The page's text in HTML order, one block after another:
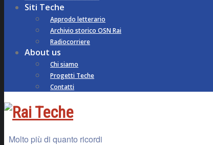
Siti Teche
Approdo letterario
Archivio storico OSN Rai
Radiocorriere
About us
Chi siamo
Progetti Teche
Contatti
Molto più di quanto ricordi